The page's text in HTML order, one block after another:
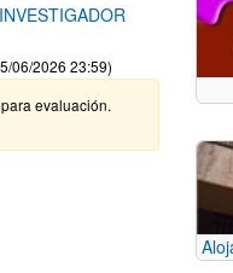
06/2026 23:59)
evaluación.
Use TAB para